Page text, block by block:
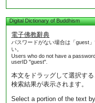
Digital Dictionary of Buddhism
電子佛教辭典
パスワードがない場合は「guest
い。
Users who do not have a
userID "guest".
本文をドラッグして選択す
検索結果が表示されます。
Select a portion of the text